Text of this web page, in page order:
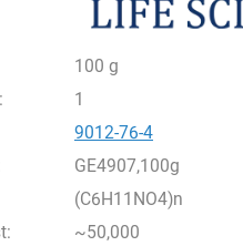
100 g
1
9012-76-4
GE4907,100g
(C6H11NO4)n
~50,000